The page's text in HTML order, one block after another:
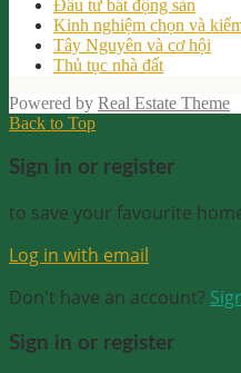
Đầu tư bất động sản
Kinh nghiệm chọn và
Tây Nguyên và cơ hội
Thủ tục nhà đất
Powered by Real Estate Theme
Back to Top
Sign in or register
to save your favourite
Log in with email
Don't have an account?
Sign in or register